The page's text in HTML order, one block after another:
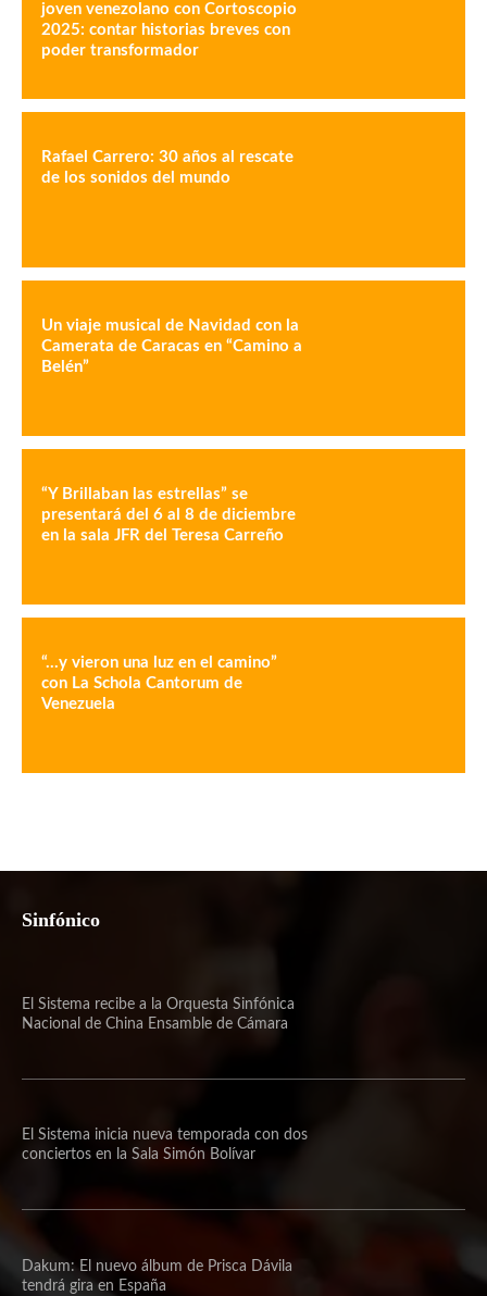
joven venezolano con Cortoscopio
2025: contar historias breves con
poder transformador
Rafael Carrero: 30 años al rescate
de los sonidos del mundo
Un viaje musical de Navidad con la
Camerata de Caracas en “Camino a
Belén”
“Y Brillaban las estrellas” se
presentará del 6 al 8 de diciembre
en la sala JFR del Teresa Carreño
“…y vieron una luz en el camino”
con La Schola Cantorum de
Venezuela
Sinfónico
El Sistema recibe a la Orquesta Sinfónica
Nacional de China Ensamble de Cámara
El Sistema inicia nueva temporada con dos
conciertos en la Sala Simón Bolívar
Dakum: El nuevo álbum de Prisca Dávila
tendrá gira en España